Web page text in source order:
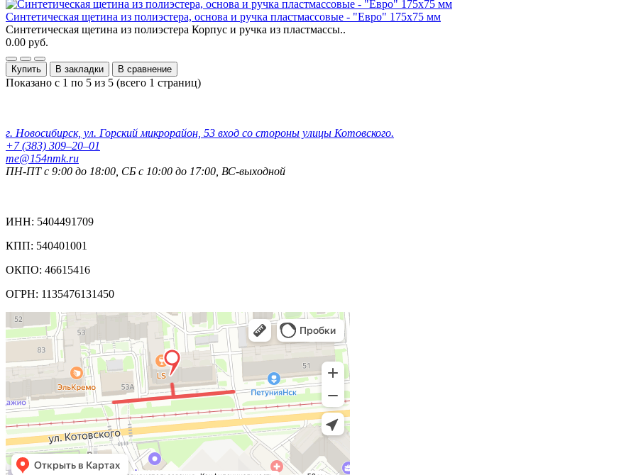
Синтетическая щетина из полиэстера, основа и ручка пластмассовые - "Евро" 175х75 мм
Cинтетическая щетина из полиэстера Корпус и ручка из пластмассы..
0.00 руб.
Купить В закладки В сравнение
Показано с 1 по 5 из 5 (всего 1 страниц)
г. Новосибирск, ул. Горский микрорайон, 53 вход со стороны улицы Котовского.
+7 (383) 309‒20‒01
me@154nmk.ru
ПН-ПТ с 9:00 до 18:00, СБ с 10:00 до 17:00, ВС-выходной
ИНН: 5404491709
КПП: 540401001
ОКПО: 46615416
ОГРН: 1135476131450